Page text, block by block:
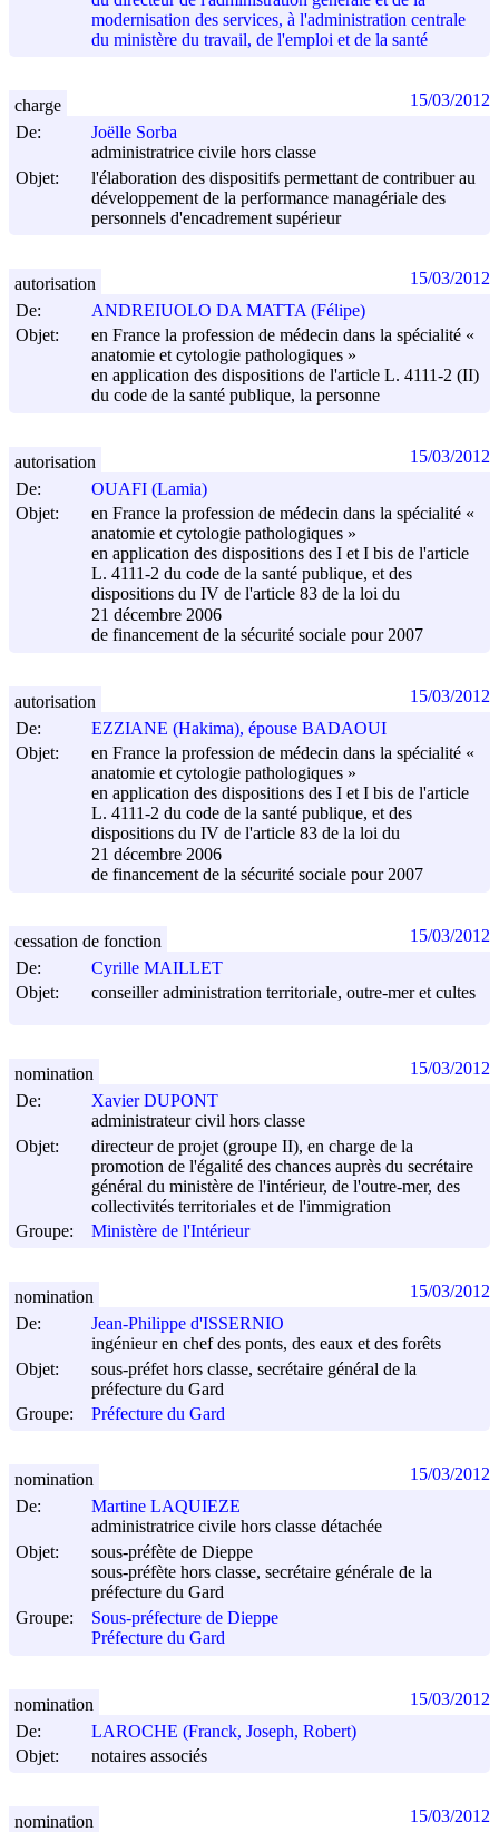
modernisation des services, à l'administration centrale
du ministère du travail, de l'emploi et de la santé
De:
Joëlle Sorba
administratrice civile hors classe
Objet:
l'élaboration des dispositifs permettant de contribuer au
développement de la performance managériale des
personnels d'encadrement supérieur
charge 15/03/2012
De:
ANDREIUOLO DA MATTA (Félipe)
Objet:
en France la profession de médecin dans la spécialité «
anatomie et cytologie pathologiques »
en application des dispositions de l'article L. 4111-2 (II)
du code de la santé publique, la personne
autorisation 15/03/2012
De:
OUAFI (Lamia)
Objet:
en France la profession de médecin dans la spécialité «
anatomie et cytologie pathologiques »
en application des dispositions des I et I bis de l'article
L. 4111-2 du code de la santé publique, et des
dispositions du IV de l'article 83 de la loi du
21 décembre 2006
de financement de la sécurité sociale pour 2007
autorisation 15/03/2012
De:
EZZIANE (Hakima), épouse BADAOUI
Objet:
en France la profession de médecin dans la spécialité «
anatomie et cytologie pathologiques »
en application des dispositions des I et I bis de l'article
L. 4111-2 du code de la santé publique, et des
dispositions du IV de l'article 83 de la loi du
21 décembre 2006
de financement de la sécurité sociale pour 2007
autorisation 15/03/2012
De:
Cyrille MAILLET
Objet:
conseiller administration territoriale, outre-mer et cultes
cessation de fonction 15/03/2012
De:
Xavier DUPONT
administrateur civil hors classe
Objet:
directeur de projet (groupe II), en charge de la
promotion de l'égalité des chances auprès du secrétaire
général du ministère de l'intérieur, de l'outre-mer, des
collectivités territoriales et de l'immigration
Groupe:
Ministère de l'Intérieur
nomination 15/03/2012
De:
Jean-Philippe d'ISSERNIO
ingénieur en chef des ponts, des eaux et des forêts
Objet:
sous-préfet hors classe, secrétaire général de la
préfecture du Gard
Groupe:
Préfecture du Gard
nomination 15/03/2012
De:
Martine LAQUIEZE
administratrice civile hors classe détachée
Objet:
sous-préfète de Dieppe
sous-préfète hors classe, secrétaire générale de la
préfecture du Gard
Groupe:
Sous-préfecture de Dieppe
Préfecture du Gard
nomination 15/03/2012
De:
LAROCHE (Franck, Joseph, Robert)
Objet:
notaires associés
nomination 15/03/2012
nomination 15/03/2012